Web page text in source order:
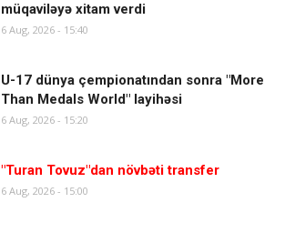
müqaviləyə xitam verdi
6 Aug, 2026 - 15:40
U-17 dünya çempionatından sonra "More
Than Medals World" layihəsi
6 Aug, 2026 - 15:20
"Turan Tovuz"dan növbəti transfer
6 Aug, 2026 - 15:00